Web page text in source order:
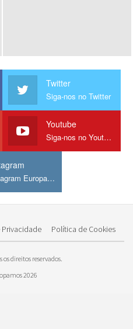
Twitter
Siga-nos no Twitter
Youtube
Siga-nos no Youtube
Instagram Europamos
Política de Cookies
direitos reservados.
2026